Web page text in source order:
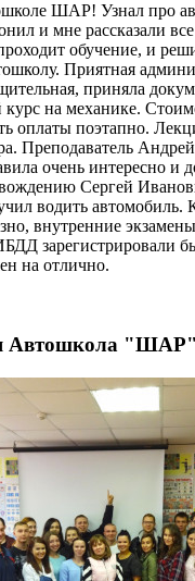
ШАР! Узнал про
и мне рассказали
обучение, и
Приятная
приняла
на механике.
оплаты поэтапно.
Преподаватель
очень интересно и
Сергей
водить автомобиль.
внутренние
зарегистрировали
на отлично.
Автошкола